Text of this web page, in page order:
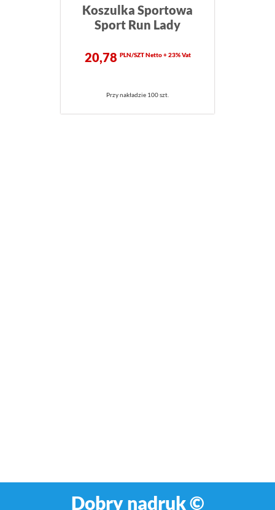
Koszulka Sportowa
Sport Run Lady
20,78 PLN/SZT Netto + 23% Vat
Przy nakładzie 100 szt.
Dobry nadruk ©